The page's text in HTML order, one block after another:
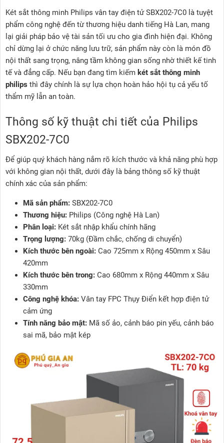
Két sắt thông minh Philips vân tay điện tử SBX202-7C0 là tuyệt
phẩm công nghệ đến từ thương hiệu danh tiếng Hà Lan, mang
lại giải pháp bảo vệ tài sản tối ưu cho gia đình hiện đại. Không
chỉ dừng lại ở chức năng lưu trữ, sản phẩm này còn là món đồ
nội thất sang trọng, nâng tầm không gian sống nhờ thiết kế tinh
tế và đẳng cấp. Nếu bạn đang tìm kiếm két sắt thông minh
philips thì đây chính là sự lựa chọn hoàn hảo hội tụ cả yếu tố
thẩm mỹ lẫn an toàn.
Thông số kỹ thuật chi tiết của Philips
SBX202-7C0
Để giúp quý khách hàng nắm rõ kích thước và khả năng phù hợp
với không gian nội thất, dưới đây là bảng thông số kỹ thuật
chính xác của sản phẩm:
Mã sản phẩm: SBX202-7C0
Thương hiệu: Philips (Công nghệ Hà Lan)
Phân loại: Két sắt nhập khẩu chính hãng
Trọng lượng: 70kg (Đầm chắc, chống di chuyển)
Kích thước bên ngoài: Cao 725mm x Rộng 450mm x Sâu
420mm
Kích thước bên trong: Cao 680mm x Rộng 440mm x Sâu
330mm
Công nghệ khóa: Vân tay FPC Thụy Điển kết hợp điện tử
cảm ứng
Tính năng bảo mật: Mã số ảo, cảnh báo pin yếu, cảnh báo
sai mã, bảo mật kép